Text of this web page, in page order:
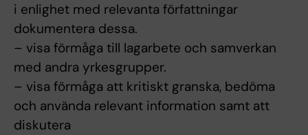
i enlighet med relevanta författningar
dokumentera dessa.
– visa förmåga till lagarbete och samverkan
med andra yrkesgrupper.
– visa förmåga att kritiskt granska, bedöma
och använda relevant information samt att
diskutera